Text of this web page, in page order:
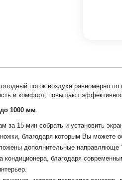
поток воздуха равномерно по
и комфорт, повышают
1000 мм.
за 15 мин собрать и установить
благодаря которым Вы можете
дополнительные направляюще
кондиционера, благодаря